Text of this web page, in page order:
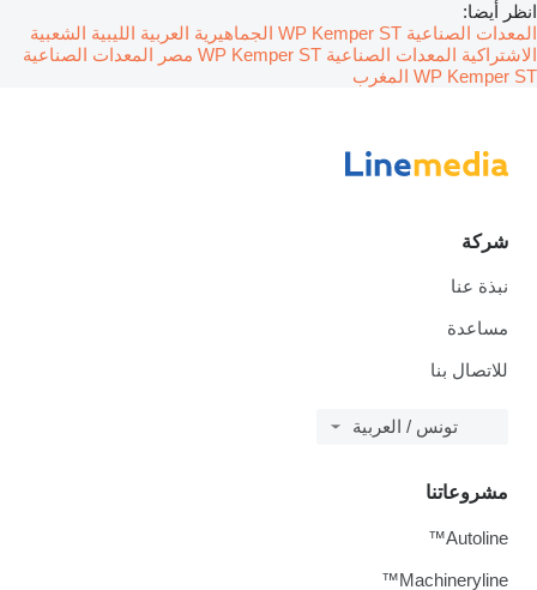
انظر أيضا:
المعدات الصناعية WP Kemper ST الجماهيرية العربية الليبية الشعبية
الاشتراكية المعدات الصناعية WP Kemper ST مصر
المعدات الصناعية
WP Kemper ST المغرب
شركة
نبذة عنا
مساعدة
للاتصال بنا
تونس / العربية
مشروعاتنا
Autoline™
Machineryline™